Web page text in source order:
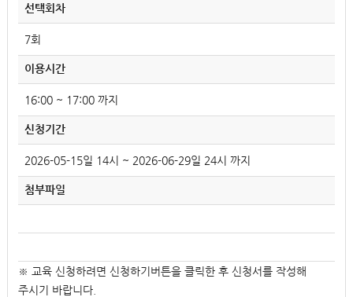
선택회차
7회
이용시간
16:00 ~ 17:00 까지
신청기간
2026-05-15일 14시 ~ 2026-06-29일 24시 까지
첨부파일
※ 교육 신청하려면 신청하기버튼을 클릭한 후 신청서를 작성해
주시기 바랍니다.